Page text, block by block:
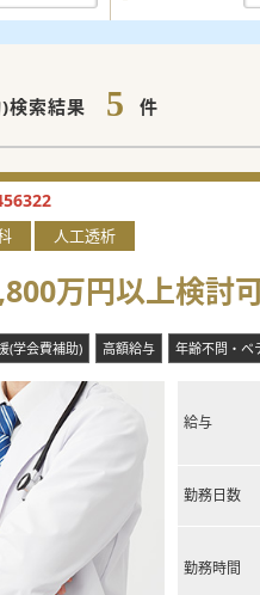
検索結果 5 件
人工透析
万円以上検
(学会費補助) 高額給与 年齢不問・ベ
給与
勤務日数
勤務時間